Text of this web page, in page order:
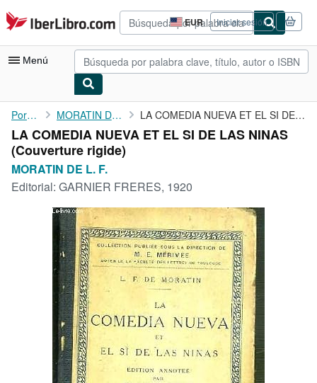
Pasar al contenido principal
IberLibro.com EUR
Preferencias
de
compra
del
Iniciar sesión
Menú
Mi cuenta
Consultar mis pedidos
Búsqueda avanzada
Colecciones
Libros antiguos
Arte y coleccionismo
Vendedores
Comenzar a vender
CERRAR
Portada MORATIN DE L. F. LA COMEDIA NUEVA ET EL SI DE LAS NINAS
LA COMEDIA NUEVA ET EL SI DE LAS NINAS
(Couverture rigide)
MORATIN DE L. F.
Editorial: GARNIER FRERES, 1920